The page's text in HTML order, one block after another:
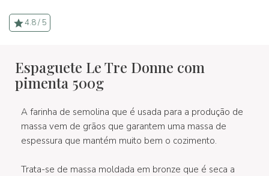
4.8 / 5
Espaguete Le Tre Donne com
pimenta 500g
A farinha de semolina que é usada para a produção de
massa vem de grãos que garantem uma massa de
espessura que mantém muito bem o cozimento.
Trata-se de massa moldada em bronze que é seca a